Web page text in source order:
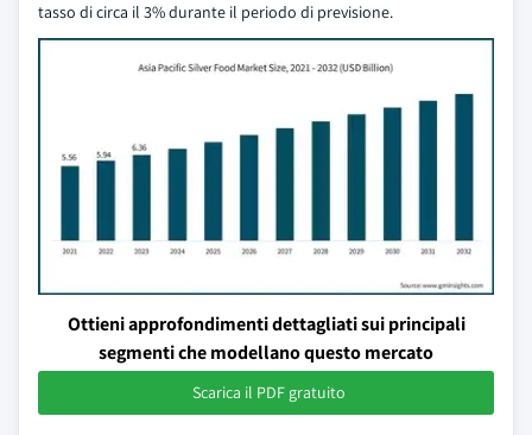
tasso di circa il 3% durante il periodo di previsione.
Ottieni approfondimenti dettagliati sui principali
segmenti che modellano questo mercato
Scarica il PDF gratuito